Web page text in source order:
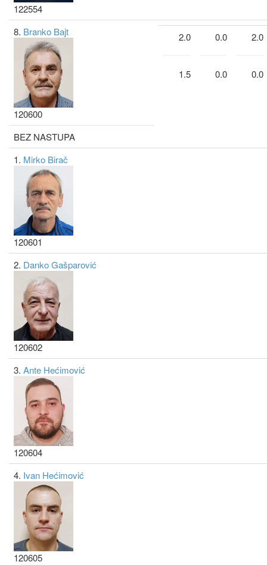
122554
8. Branko Bajt
120600
2.0
1.5
0.0
0.0
2.0
0.0
BEZ NASTUPA
1. Mirko Birač
120601
2. Danko Gašparović
120602
3. Ante Hećimović
120604
4. Ivan Hećimović
120605